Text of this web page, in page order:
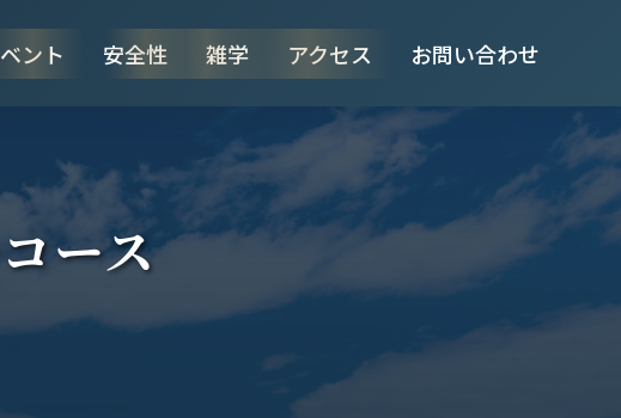
ント 安全性 雑学 アクセス お問い合わせ
ース